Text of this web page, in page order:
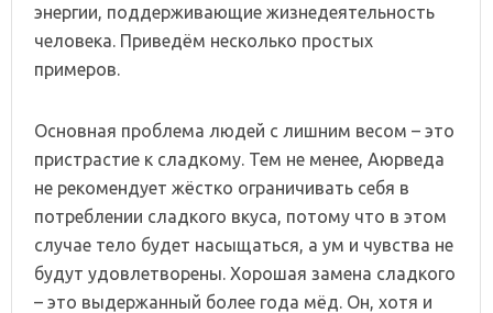
энергии, поддерживающие жизнедеятельность
человека. Приведём несколько простых
примеров.
Основная проблема людей с лишним весом – это
пристрастие к сладкому. Тем не менее, Аюрведа
не рекомендует жёстко ограничивать себя в
потреблении сладкого вкуса, потому что в этом
случае тело будет насыщаться, а ум и чувства не
будут удовлетворены. Хорошая замена сладкого
– это выдержанный более года мёд. Он, хотя и